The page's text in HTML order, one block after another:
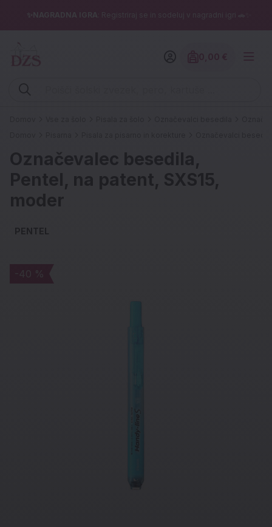
✨NAGRADNA IGRA : Registriraj se in sodeluj v nagradni igri 🚗✨
Vpišite iskalni niz (šolski zvezek, pero, kartuše ...)
Znesek
Označevalec besedila,
Pentel, na patent, SXS15,
moder
PENTEL
-40 %